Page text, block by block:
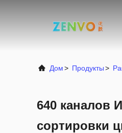
Дом> Продукты>
640 каналов
сортировки